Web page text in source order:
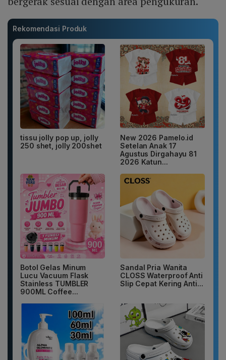
Rekomendasi Produk
tissu jolly pop up, jolly
250 shet, jolly 200shet
New 2026 Pamelo.id
Setelan Anak 17
Agustus Dirgahayu 81
2026 Katun...
Botol Gelas Minum
Lucu Vacuum Flask
Stainless TUMBLER
900ML Coffee...
Sandal Pria Wanita
CLOSS Waterproof Anti
Slip Cepat Kering Anti...